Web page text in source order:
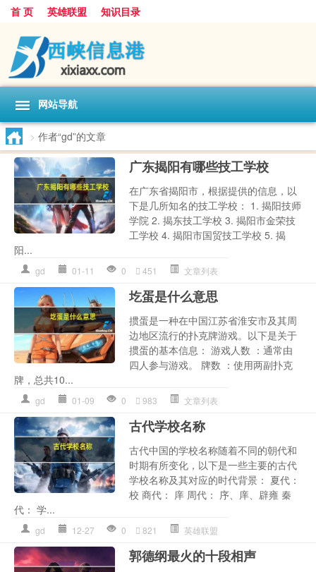
首 页 英雄联盟 知识目录
网站导航
> 作者“gd”的文章
广东揭阳有哪些技工学校
在广东省揭阳市，根据提供的信息，以
下是几所知名的技工学校： 1. 揭阳技师
学院 2. 揭东技工学校 3. 揭阳市金荣技
工学校 4. 揭阳市国贸技工学校 5. 揭
阳...
gd 01-11 0 451 文章列表
圪蛋是什么意思
掼蛋是一种在中国江苏省淮安市及其周
边地区流行的扑克牌游戏。以下是关于
掼蛋的基本信息： 游戏人数 ：通常由
四人参与游戏。 牌数 ：使用两副扑克
牌，总共10...
gd 01-09 0 983 文章列表
古代学校名称
古代中国的学校名称随着不同的朝代和
时期有所变化，以下是一些主要的古代
学校名称及其对应的时代背景： 夏代：
校 商代： 庠 周代： 序、庠、辟雍 秦
代： 学...
gd 12-27 0 821 英雄联盟
郭德纲最火的十段相声